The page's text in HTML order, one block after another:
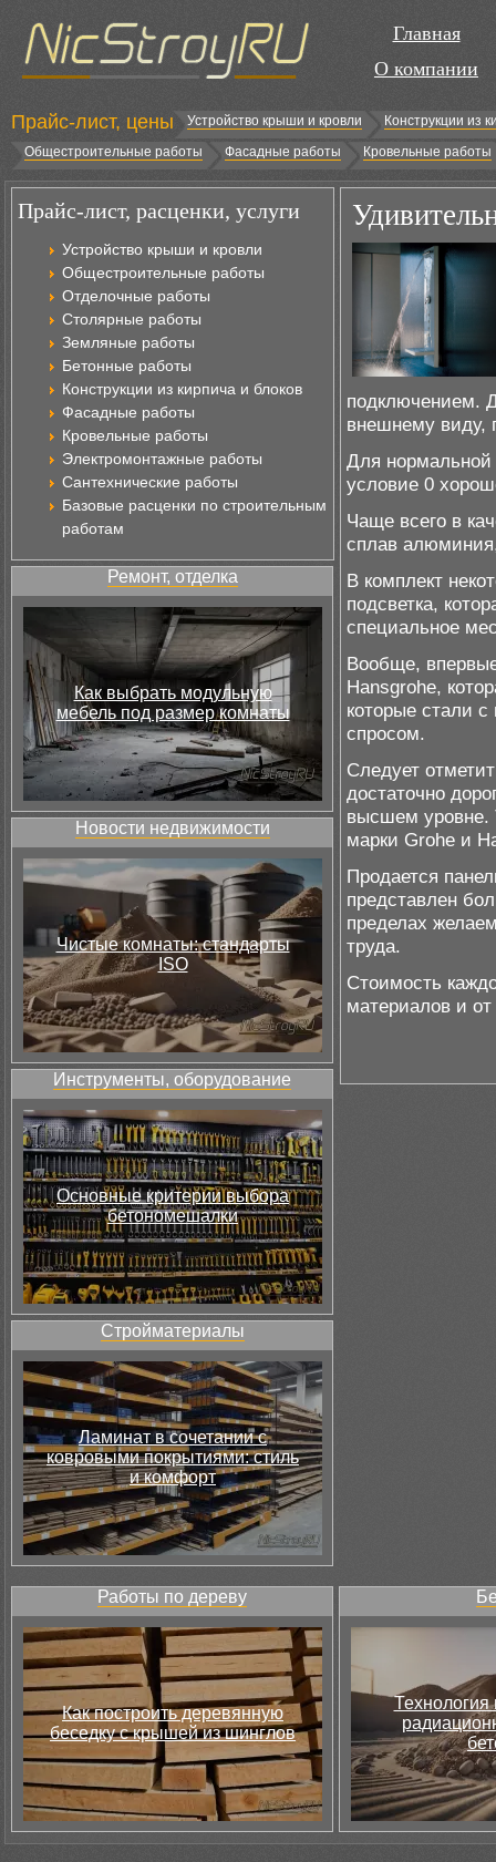
Главная
О компании
Прайс-лист, цены Устройство крыши и кровли
Конструкции из
Общестроительные работы
Фасадные работы Кровельные работы
Прайс-лист, расценки, услуги
Устройство крыши и кровли
Общестроительные работы
Отделочные работы
Столярные работы
Земляные работы
Бетонные работы
Конструкции из кирпича и блоков
Фасадные работы
Кровельные работы
Электромонтажные работы
Сантехнические работы
Базовые расценки по строительным
работам
Ремонт, отделка
Как выбрать модульную
мебель под размер комнаты
Новости недвижимости
Чистые комнаты: стандарты
ISO
Инструменты, оборудование
Основные критерии выбора
бетономешалки
Стройматериалы
Ламинат в сочетании с
ковровыми покрытиями: стиль
и комфорт
подключением.
внешнему виду,
Для нормальной
условие 0
Чаще всего в
сплав
В комплект
подсветка,
специальное
Вообще,
Hansgrohe,
которые стали
спросом.
Следует
достаточно
высшем уровне.
марки Grohe и
Продается
представлен
пределах
труда.
Стоимость
материалов и
Работы по дереву
Как построить деревянную
беседку с крышей из шинглов
Технология